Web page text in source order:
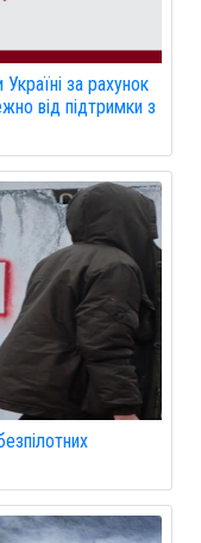
за рахунок
від підтримки з